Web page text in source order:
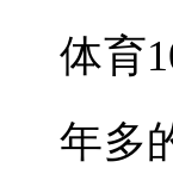
体育
年多